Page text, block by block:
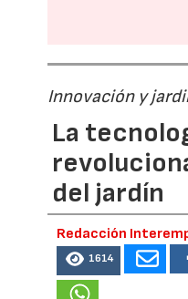
Innovación y
La
del jardín
Redacción
1614